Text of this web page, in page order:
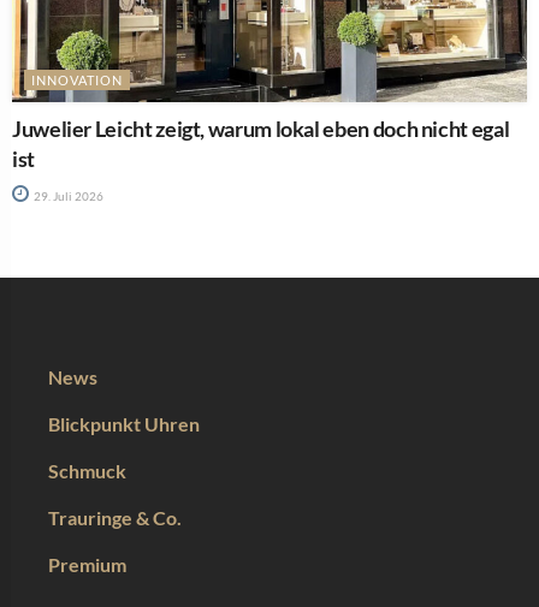
INNOVATION
Juwelier Leicht zeigt, warum lokal eben doch nicht egal
ist
29. Juli 2026
News
Blickpunkt Uhren
Schmuck
Trauringe & Co.
Premium